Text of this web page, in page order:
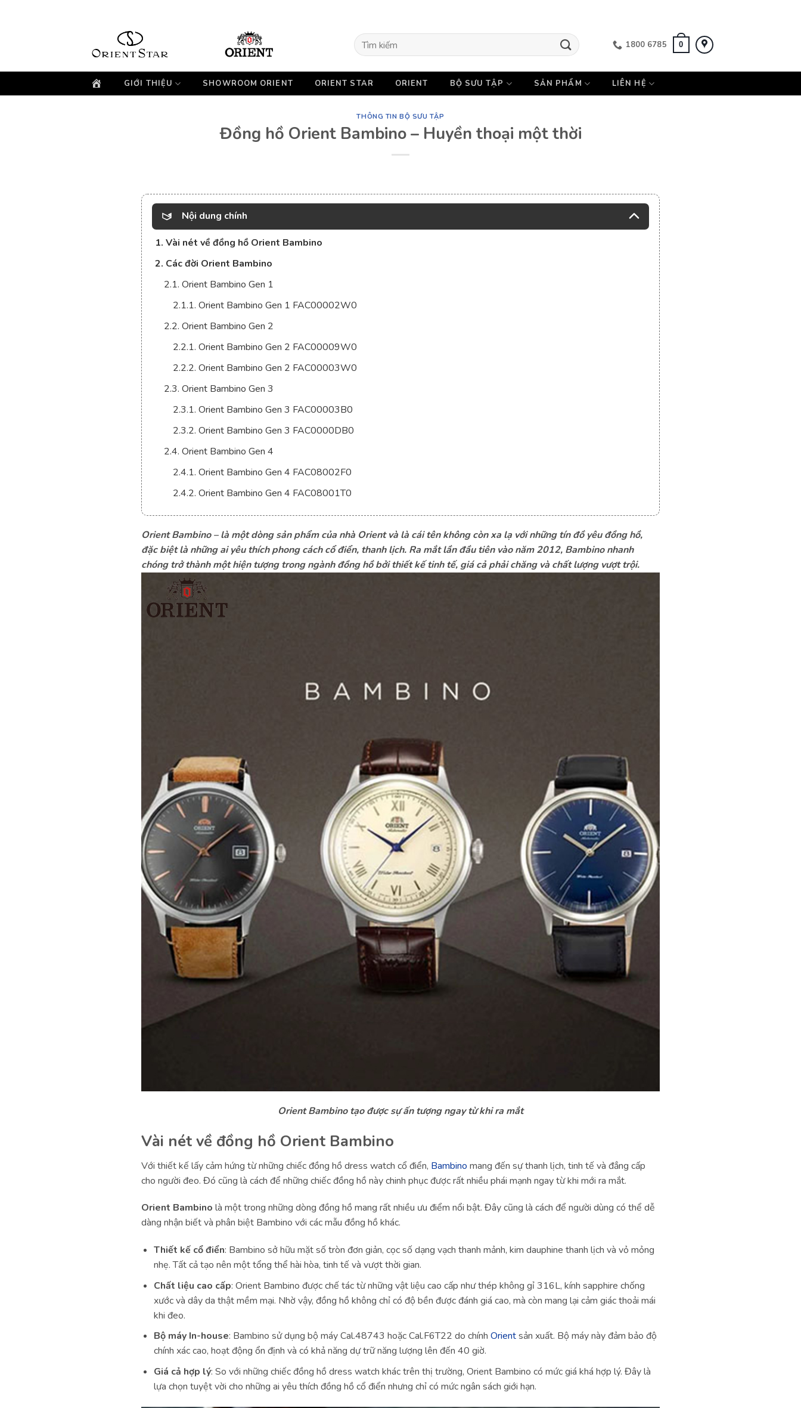
Tìm
kiếm:
1800 6785 0
GIỚI THIỆU SHOWROOM ORIENT ORIENT STAR ORIENT BỘ SƯU TẬP SẢN PHẨM LIÊN HỆ
THÔNG TIN BỘ SƯU TẬP
Đồng hồ Orient Bambino – Huyền thoại một thời
Nội dung chính
1. Vài nét về đồng hồ Orient Bambino
2. Các đời Orient Bambino
2.1. Orient Bambino Gen 1
2.1.1. Orient Bambino Gen 1 FAC00002W0
2.2. Orient Bambino Gen 2
2.2.1. Orient Bambino Gen 2 FAC00009W0
2.2.2. Orient Bambino Gen 2 FAC00003W0
2.3. Orient Bambino Gen 3
2.3.1. Orient Bambino Gen 3 FAC00003B0
2.3.2. Orient Bambino Gen 3 FAC0000DB0
2.4. Orient Bambino Gen 4
2.4.1. Orient Bambino Gen 4 FAC08002F0
2.4.2. Orient Bambino Gen 4 FAC08001T0
Orient Bambino– là một dòng sản phẩm của nhà Orient và là cái tên không còn xa lạ với những tín đồ yêu đồng hồ,
đặc biệt là những ai yêu thích phong cách cổ điển, thanh lịch. Ra mắt lần đầu tiên vào năm 2012, Bambino nhanh
chóng trở thành một hiện tượng trong ngành đồng hồ bởi thiết kế tinh tế, giá cả phải chăng và chất lượng vượt trội.
Orient Bambino tạo được sự ấn tượng ngay từ khi ra mắt
Vài nét về đồng hồ Orient Bambino
Với thiết kế lấy cảm hứng từ những chiếc đồng hồ dress watch cổ điển, Bambino mang đến sự thanh lịch, tinh tế và đẳng cấp
cho người đeo. Đó cũng là cách để những chiếc đồng hồ này chinh phục được rất nhiều phái mạnh ngay từ khi mới ra mắt.
Orient Bambino là một trong những dòng đồng hồ mang rất nhiều ưu điểm nổi bật. Đây cũng là cách để người dùng có thể dễ
dàng nhận biết và phân biệt Bambino với các mẫu đồng hồ khác.
Thiết kế cổ điển: Bambino sở hữu mặt số tròn đơn giản, cọc số dạng vạch thanh mảnh, kim dauphine thanh lịch và vỏ mỏng
nhẹ. Tất cả tạo nên một tổng thể hài hòa, tinh tế và vượt thời gian.
Chất liệu cao cấp: Orient Bambino được chế tác từ những vật liệu cao cấp như thép không gỉ 316L, kính sapphire chống
xước và dây da thật mềm mại. Nhờ vậy, đồng hồ không chỉ có độ bền được đánh giá cao, mà còn mang lại cảm giác thoải mái
khi đeo.
Bộ máy In-house: Bambino sử dụng bộ máy Cal.48743 hoặc Cal.F6T22 do chính Orientsản xuất. Bộ máy này đảm bảo độ
chính xác cao, hoạt động ổn định và có khả năng dự trữ năng lượng lên đến 40 giờ.
Giá cả hợp lý: So với những chiếc đồng hồ dress watch khác trên thị trường, Orient Bambino có mức giá khá hợp lý. Đây là
lựa chọn tuyệt vời cho những ai yêu thích đồng hồ cổ điển nhưng chỉ có mức ngân sách giới hạn.